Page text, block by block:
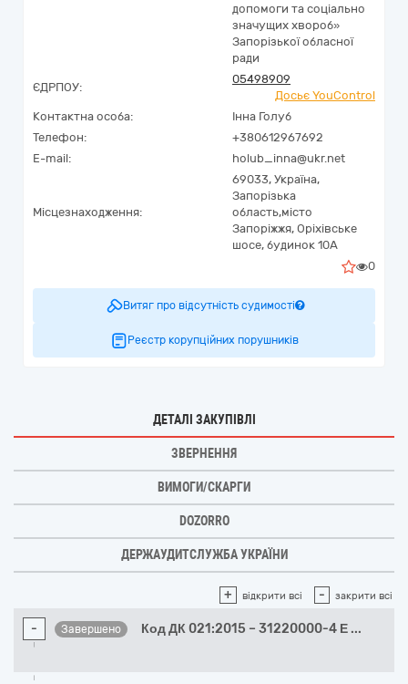
допомоги та соціально
значущих хвороб»
Запорізької обласної
ради
ЄДРПОУ:
05498909
Досьє YouControl
Контактна особа:
Інна Голуб
Телефон:
+380612967692
E-mail:
holub_inna@ukr.net
Місцезнаходження:
69033, Україна,
Запорізька
область,місто
Запоріжжя, Оріхівське
шосе, будинок 10А
0
Витяг про відсутність судимості
Реєстр корупційних порушників
ДЕТАЛІ ЗАКУПІВЛІ
ЗВЕРНЕННЯ
ВИМОГИ/СКАРГИ
DOZORRO
ДЕРЖАУДИТСЛУЖБА УКРАЇНИ
+ відкрити всі - закрити всі
- Завершено Код ДК 021:2015 – 31220000-4 Е ...